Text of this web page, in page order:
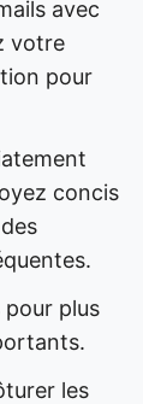
avec
votre
pour
concis
pour plus
les